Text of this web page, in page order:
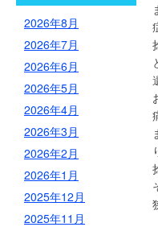
2026年8月
2026年7月
2026年6月
2026年5月
2026年4月
2026年3月
2026年2月
2026年1月
2025年12月
2025年11月